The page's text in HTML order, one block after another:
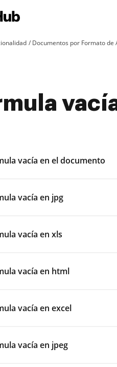
Documentos por Formato de
vacía en el documento
vacía en jpg
vacía en xls
vacía en html
vacía en excel
vacía en jpeg